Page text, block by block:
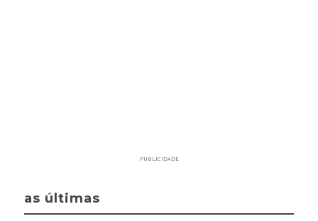
PUBLICIDADE
as últimas